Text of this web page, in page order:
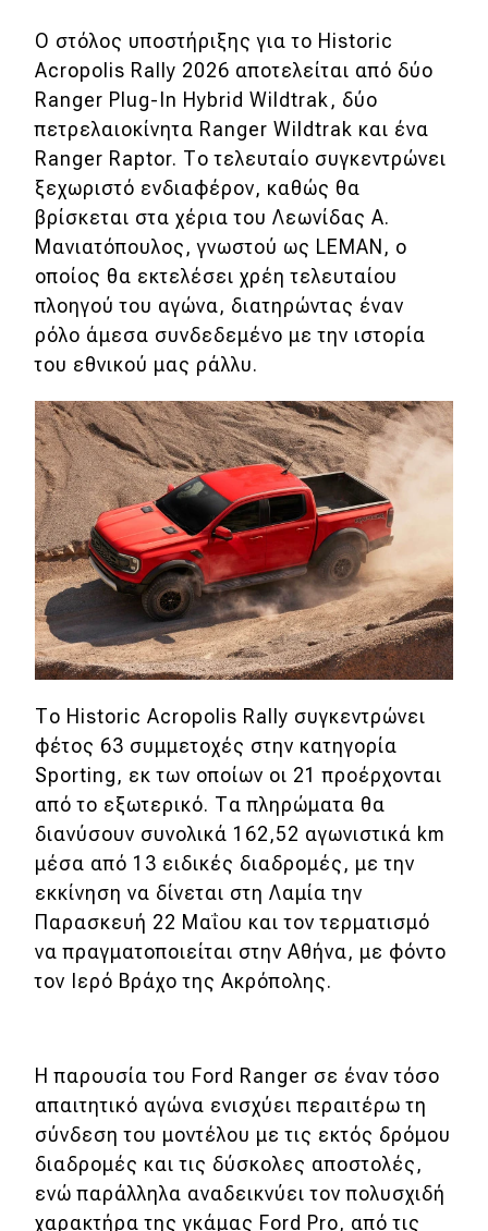
Νέα
Τεχνολογία
Mobility
Σταθμοί φόρτισης
Classic
Νέα
Παρουσιάσεις
DRIVE Away
MOTO
Μεταχειρισμένο
Οδηγός αγοράς
Συμβουλές
Χρηστικά
Συμβουλές
ΚΤΕΟ
Οδική βοήθεια
eDRIVE
Ο στόλος υποστήριξης για το Historic
Acropolis Rally 2026 αποτελείται από δύο
Ranger Plug-In Hybrid Wildtrak, δύο
πετρελαιοκίνητα Ranger Wildtrak και ένα
Ranger Raptor. Το τελευταίο συγκεντρώνει
ξεχωριστό ενδιαφέρον, καθώς θα
βρίσκεται στα χέρια του Λεωνίδας Α.
Μανιατόπουλος, γνωστού ως LEMAN, ο
οποίος θα εκτελέσει χρέη τελευταίου
πλοηγού του αγώνα, διατηρώντας έναν
ρόλο άμεσα συνδεδεμένο με την ιστορία
του εθνικού μας ράλλυ.
Το Historic Acropolis Rally συγκεντρώνει
φέτος 63 συμμετοχές στην κατηγορία
Sporting, εκ των οποίων οι 21 προέρχονται
από το εξωτερικό. Τα πληρώματα θα
διανύσουν συνολικά 162,52 αγωνιστικά km
μέσα από 13 ειδικές διαδρομές, με την
εκκίνηση να δίνεται στη Λαμία την
Παρασκευή 22 Μαΐου και τον τερματισμό
να πραγματοποιείται στην Αθήνα, με φόντο
τον Ιερό Βράχο της Ακρόπολης.
Η παρουσία του Ford Ranger σε έναν τόσο
απαιτητικό αγώνα ενισχύει περαιτέρω τη
σύνδεση του μοντέλου με τις εκτός δρόμου
διαδρομές και τις δύσκολες αποστολές,
ενώ παράλληλα αναδεικνύει τον πολυσχιδή
χαρακτήρα της γκάμας Ford Pro, από τις